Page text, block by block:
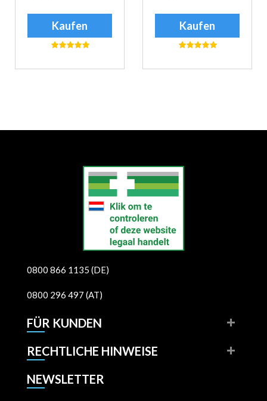
Kaufen Kaufen
0800 866 1135 (DE)
0800 296 497 (AT)
FÜR KUNDEN
RECHTLICHE HINWEISE
NEWSLETTER